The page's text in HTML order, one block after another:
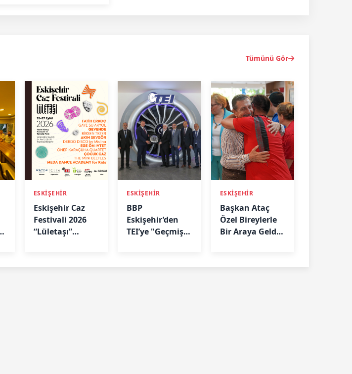
Tümünü Gör
ESKİŞEHİR
Eskişehir Caz
Festivali 2026
“Lületaşı”
ESKİŞEHİR
BBP
Eskişehir’den
TEI’ye "Geçmiş
ESKİŞEHİR
Başkan Ataç
Özel Bireylerle
Bir Araya Geldi: